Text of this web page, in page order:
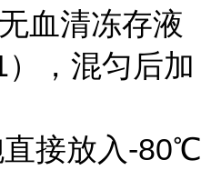
血清冻存液
），混匀后加
接放入-80℃